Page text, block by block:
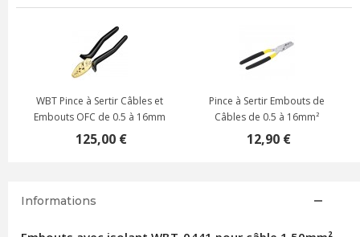
Pince à Sertir Embouts de
Câbles de 0.5 à 16mm²
12,90 €
Pince à Sertir pour Cosses
Nues de 0.5 à 6mm² 20-10AWG
14,90 €
Informations